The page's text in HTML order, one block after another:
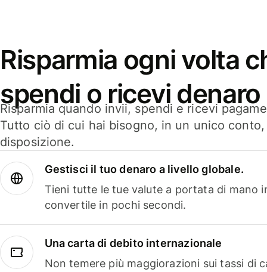
Risparmia ogni volta
spendi o ricevi denaro
Risparmia quando invii, spendi e ricevi
Tutto ciò di cui hai bisogno, in un unico
disposizione.
Gestisci il tuo denaro a livello globale.
Tieni tutte le tue valute a portata di mano
convertile in pochi secondi.
Una carta di debito internazionale
Non temere più maggiorazioni sui tassi di